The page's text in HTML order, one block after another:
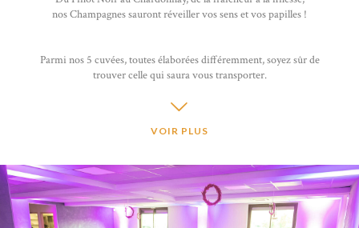
nos Champagnes sauront réveiller vos sens et vos papilles !
Parmi nos 5 cuvées, toutes élaborées différemment, soyez sûr de
trouver celle qui saura vous transporter.
VOIR PLUS